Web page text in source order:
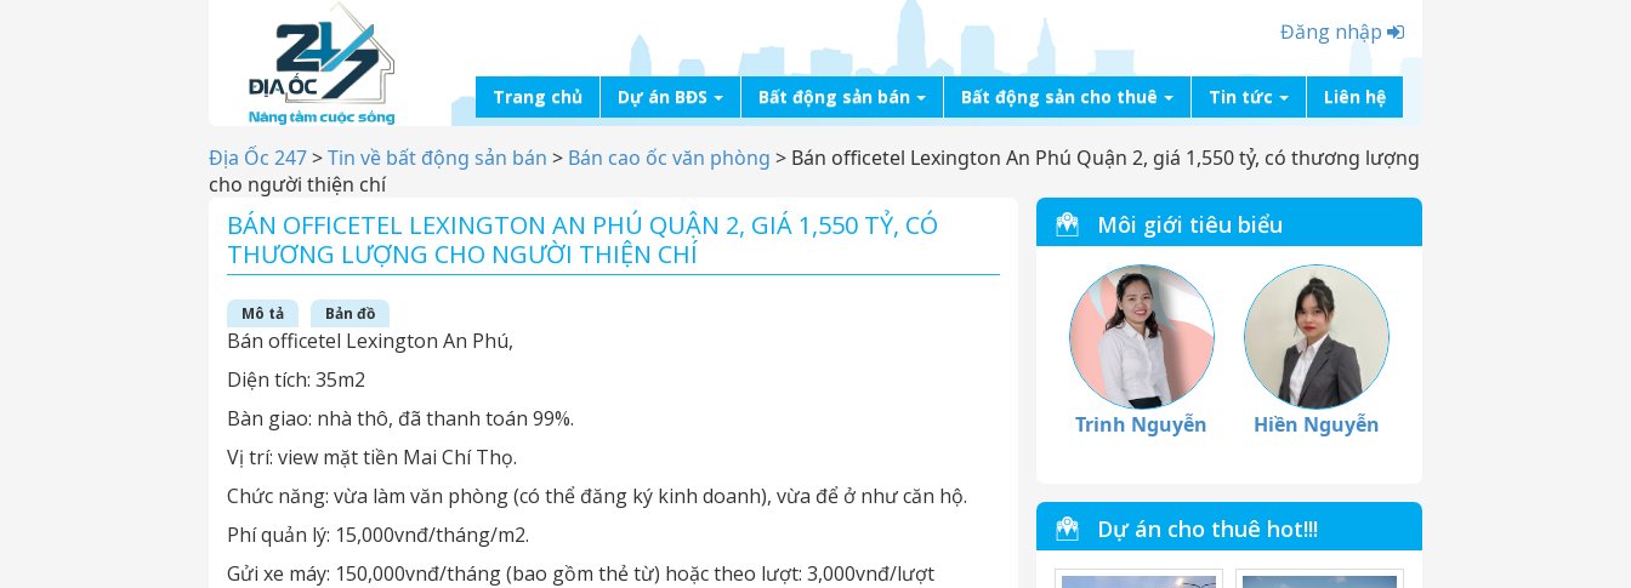
Đăng nhập
Trang chủ Dự án BĐS Bất động sản bán Bất động sản cho thuê Tin tức Liên hệ
Địa Ốc 247>Tin về bất động sản bán > Bán cao ốc văn phòng > Bán officetel Lexington An Phú Quận 2, giá 1,550 tỷ, có thương lượng
cho người thiện chí
BÁN OFFICETEL LEXINGTON AN PHÚ QUẬN 2, GIÁ 1,550 TỶ, CÓ
THƯƠNG LƯỢNG CHO NGƯỜI THIỆN CHÍ
Mô tả Bản đồ
Bán officetel Lexington An Phú,
Diện tích: 35m2
Bàn giao: nhà thô, đã thanh toán 99%.
Vị trí: view mặt tiền Mai Chí Thọ.
Chức năng: vừa làm văn phòng (có thể đăng ký kinh doanh), vừa để ở như căn hộ.
Phí quản lý: 15,000vnđ/tháng/m2.
Gửi xe máy: 150,000vnđ/tháng (bao gồm thẻ từ) hoặc theo lượt: 3,000vnđ/lượt
Môi giới tiêu biểu
Trinh Nguyễn Hiền Nguyễn
Dự án cho thuê hot!!!